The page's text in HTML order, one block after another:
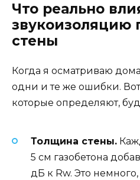
Что реально
звукоизоляцию
стены
Когда я осматриваю
одни и те же ошибки.
которые определяют,
Толщина стены.
5 см газобетона
дБ к Rw. Это немного,